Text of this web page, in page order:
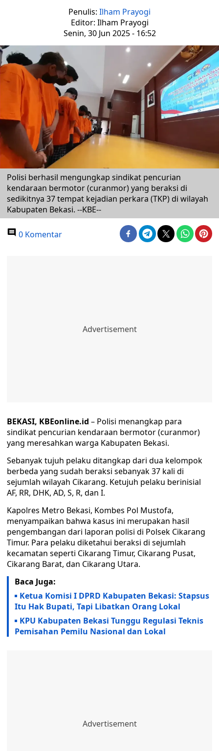
Penulis: Ilham Prayogi
Editor: Ilham Prayogi
Senin, 30 Jun 2025 - 16:52
Polisi berhasil mengungkap sindikat pencurian
kendaraan bermotor (curanmor) yang beraksi di
sedikitnya 37 tempat kejadian perkara (TKP) di wilayah
Kabupaten Bekasi. --KBE--
0 Komentar
BEKASI, KBEonline.id – Polisi menangkap para
sindikat pencurian kendaraan bermotor (curanmor)
yang meresahkan warga Kabupaten Bekasi.
Sebanyak tujuh pelaku ditangkap dari dua kelompok
berbeda yang sudah beraksi sebanyak 37 kali di
sejumlah wilayah Cikarang. Ketujuh pelaku berinisial
AF, RR, DHK, AD, S, R, dan I.
Kapolres Metro Bekasi, Kombes Pol Mustofa,
menyampaikan bahwa kasus ini merupakan hasil
pengembangan dari laporan polisi di Polsek Cikarang
Timur. Para pelaku diketahui beraksi di sejumlah
kecamatan seperti Cikarang Timur, Cikarang Pusat,
Cikarang Barat, dan Cikarang Utara.
Baca Juga:
Ketua Komisi I DPRD Kabupaten Bekasi: Stapsus
Itu Hak Bupati, Tapi Libatkan Orang Lokal
KPU Kabupaten Bekasi Tunggu Regulasi Teknis
Pemisahan Pemilu Nasional dan Lokal